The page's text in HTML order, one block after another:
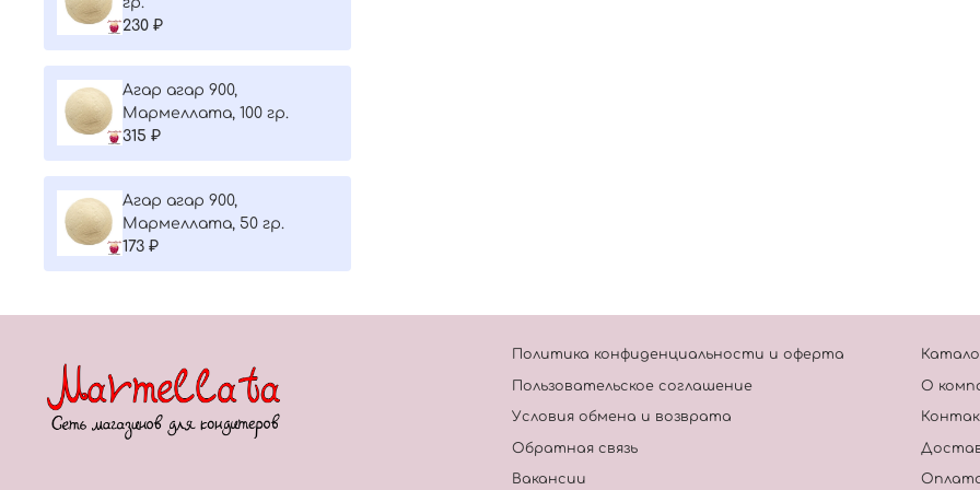
230 ₽
Агар агар 900,
Мармеллата, 100 гр.
315 ₽
Агар агар 900,
Мармеллата, 50 гр.
173 ₽
Политика конфиденциальности и оферта
Пользовательское соглашение
Условия обмена и возврата
Обратная связь
Вакансии
О